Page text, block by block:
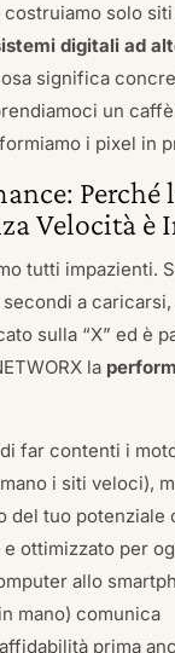
costruiamo solo
digitali ad
significa
un
i pixel in
Perché
Velocità è
tutti impazienti.
a caricarsi,
sulla “X” ed è
la
far contenti i
i siti veloci),
del tuo potenziale
ottimizzato per
allo
mano) comunica
prima